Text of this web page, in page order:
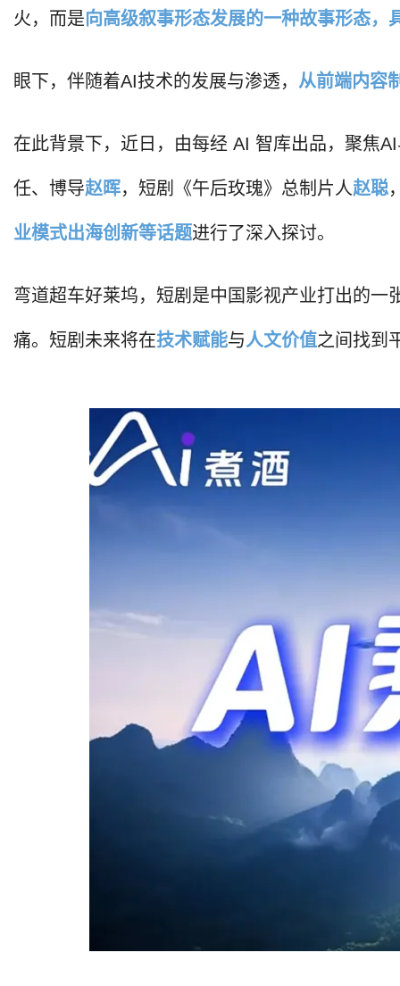
火，而是向高级叙事形态发展的一种故事形态，
眼下，伴随着AI技术的发展与渗透， 从前端内容
在此背景下，近日，由每经 AI 智库出品，聚焦
任、博导赵晖，短剧《午后玫瑰》总制片人赵聪
业模式出海创新等话题进行了深入探讨。
弯道超车好莱坞，短剧是中国影视产业打出的一
痛。短剧未来将在技术赋能与人文价值之间找到